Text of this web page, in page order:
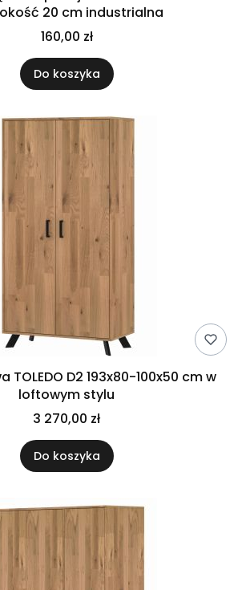
20 cm industrialna
160,00 zł
Do koszyka
TOLEDO D2 193x80-100x50 cm w
loftowym stylu
3 270,00 zł
Do koszyka